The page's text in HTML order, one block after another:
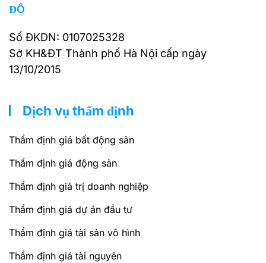
ĐÔ
Số ĐKDN: 0107025328
Sở KH&ĐT Thành phố Hà Nội cấp ngày
13/10/2015
Dịch vụ thẩm định
Thẩm định giá bất động sản
Thẩm định giá động sản
Thẩm định giá trị doanh nghiệp
Thẩm định giá dự án đầu tư
Thẩm định giá tài sản vô hình
Thẩm định giá tài nguyên